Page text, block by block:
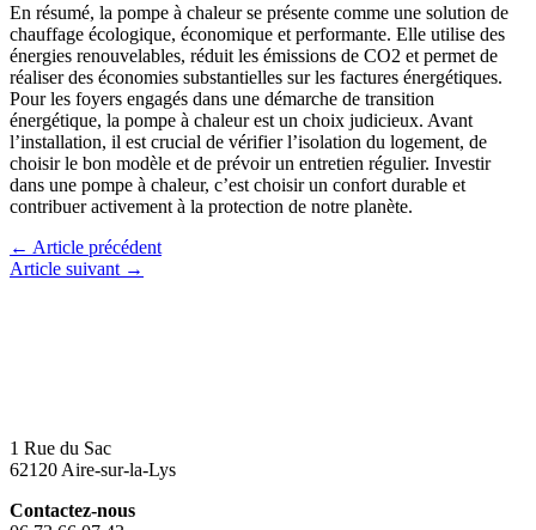
En résumé, la pompe à chaleur se présente comme une solution de
chauffage écologique, économique et performante. Elle utilise des
énergies renouvelables, réduit les émissions de CO2 et permet de
réaliser des économies substantielles sur les factures énergétiques.
Pour les foyers engagés dans une démarche de transition
énergétique, la pompe à chaleur est un choix judicieux. Avant
l’installation, il est crucial de vérifier l’isolation du logement, de
choisir le bon modèle et de prévoir un entretien régulier. Investir
dans une pompe à chaleur, c’est choisir un confort durable et
contribuer activement à la protection de notre planète.
← Article précédent
Article suivant →
1 Rue du Sac
62120 Aire-sur-la-Lys
Contactez-nous